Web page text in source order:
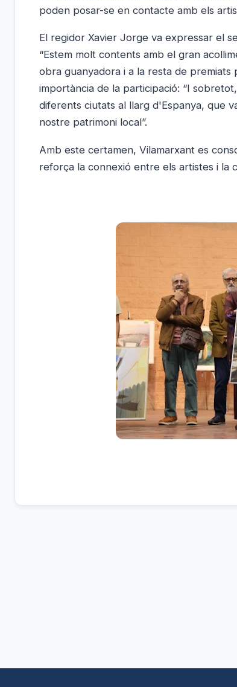
poden posar-se en contacte amb els
El regidor Xavier Jorge va expressar el
“Estem molt contents amb el gran
obra guanyadora i a la resta de premiats
importància de la participació: “I
diferents ciutats al llarg d'Espanya, que
nostre patrimoni local”.
Amb este certamen, Vilamarxant es
reforça la connexió entre els artistes i la